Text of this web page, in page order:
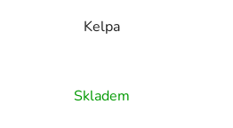
Kelpa
hodnocení
Skladem